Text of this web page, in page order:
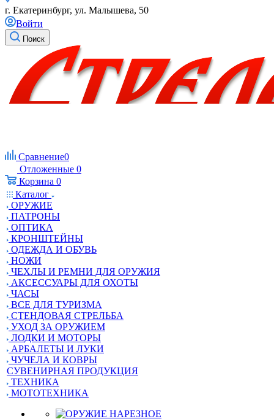
г. Екатеринбург, ул. Малышева, 50
Войти
Поиск
Сравнение0
Отложенные 0
Корзина 0
Каталог
ОРУЖИЕ
ПАТРОНЫ
ОПТИКА
КРОНШТЕЙНЫ
ОДЕЖДА И ОБУВЬ
НОЖИ
ЧЕХЛЫ И РЕМНИ ДЛЯ ОРУЖИЯ
АКСЕССУАРЫ ДЛЯ ОХОТЫ
ЧАСЫ
ВСЕ ДЛЯ ТУРИЗМА
СТЕНДОВАЯ СТРЕЛЬБА
УХОД ЗА ОРУЖИЕМ
ЛОДКИ И МОТОРЫ
АРБАЛЕТЫ И ЛУКИ
ЧУЧЕЛА И КОВРЫ
СУВЕНИРНАЯ ПРОДУКЦИЯ
ТЕХНИКА
МОТОТЕХНИКА